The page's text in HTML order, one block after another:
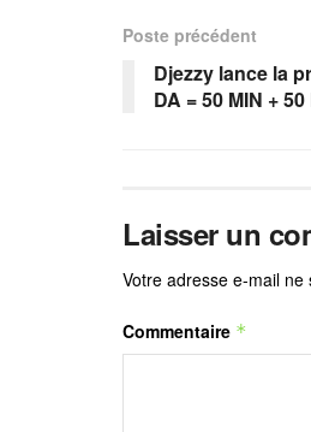
Poste précédent
Djezzy lance la
DA = 50 MIN + 50
Laisser un
Votre adresse e-mail ne
Commentaire *